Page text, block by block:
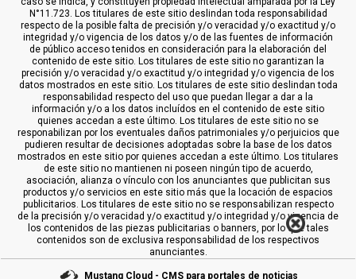
N°11.723. Los titulares de este sitio deslindan toda responsabilidad
respecto de la posible falta de precisión y/o veracidad y/o exactitud y/o
integridad y/o vigencia de los datos y/o de las fuentes de información
de público acceso tenidos en consideración para la elaboración del
contenido de este sitio. Los titulares de este sitio no garantizan la
precisión y/o veracidad y/o exactitud y/o integridad y/o vigencia de los
datos mostrados en este sitio. Los titulares de este sitio deslindan toda
responsabilidad respecto del uso que puedan llegar a dar a la
información y/o a los datos incluídos en el contenido de este sitio
quienes accedan a este último. Los titulares de este sitio no se
responabilizan por los eventuales daños patrimoniales y/o perjuicios que
pudieren resultar de decisiones adoptadas sobre la base de los datos
mostrados en este sitio por quienes accedan a este último. Los titulares
de este sitio no mantienen ni poseen ningún tipo de acuerdo,
asociación, alianza o vínculo con los anunciantes que publicitan sus
productos y/o servicios en este sitio más que la locación de espacios
publicitarios. Los titulares de este sitio no se responsabilizan respecto
de la precisión y/o veracidad y/o exactitud y/o integridad y/o vigencia de
los contenidos de las piezas publicitarias o banners, por lo que tales
contenidos son de exclusiva responsabilidad de los respectivos
anunciantes.
Mustang Cloud - CMS para portales de noticias